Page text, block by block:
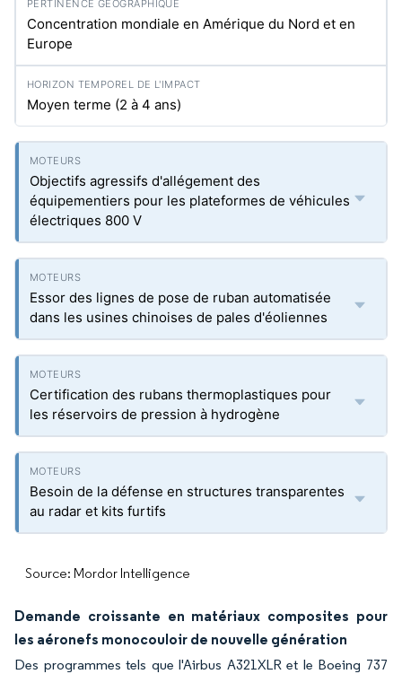
Concentration mondiale en Amérique du Nord et en
Europe
Moyen terme (2 à 4 ans)
Objectifs agressifs d'allégement des
équipementiers pour les plateformes de véhicules
électriques 800 V
Essor des lignes de pose de ruban automatisée
dans les usines chinoises de pales d'éoliennes
Certification des rubans thermoplastiques pour
les réservoirs de pression à hydrogène
Besoin de la défense en structures transparentes
au radar et kits furtifs
Source: Mordor Intelligence
Demande croissante en matériaux composites pour
les aéronefs monocouloir de nouvelle génération
Des programmes tels que l'Airbus A321XLR et le Boeing 737